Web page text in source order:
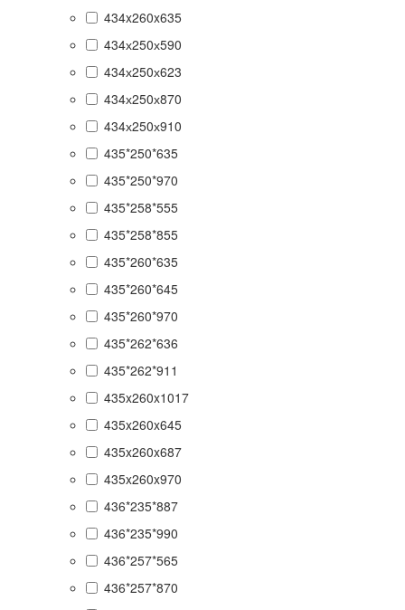
434x260x635
434х250х590
434х250х623
434х250х870
434х250х910
435*250*635
435*250*970
435*258*555
435*258*855
435*260*635
435*260*645
435*260*970
435*262*636
435*262*911
435x260x1017
435x260x645
435x260x687
435x260x970
436*235*887
436*235*990
436*257*565
436*257*870